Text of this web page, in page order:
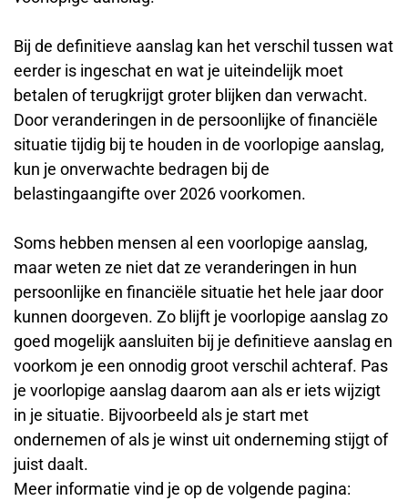
Bij de definitieve aanslag kan het verschil tussen wat
eerder is ingeschat en wat je uiteindelijk moet
betalen of terugkrijgt groter blijken dan verwacht.
Door veranderingen in de persoonlijke of financiële
situatie tijdig bij te houden in de voorlopige aanslag,
kun je onverwachte bedragen bij de
belastingaangifte over 2026 voorkomen.
Soms hebben mensen al een voorlopige aanslag,
maar weten ze niet dat ze veranderingen in hun
persoonlijke en financiële situatie het hele jaar door
kunnen doorgeven. Zo blijft je voorlopige aanslag zo
goed mogelijk aansluiten bij je definitieve aanslag en
voorkom je een onnodig groot verschil achteraf. Pas
je voorlopige aanslag daarom aan als er iets wijzigt
in je situatie. Bijvoorbeeld als je start met
ondernemen of als je winst uit onderneming stijgt of
juist daalt.
Meer informatie vind je op de volgende pagina: